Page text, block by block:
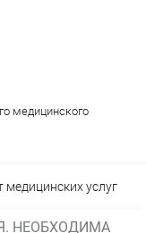
медицинского
услуг
НЕОБХОДИМА